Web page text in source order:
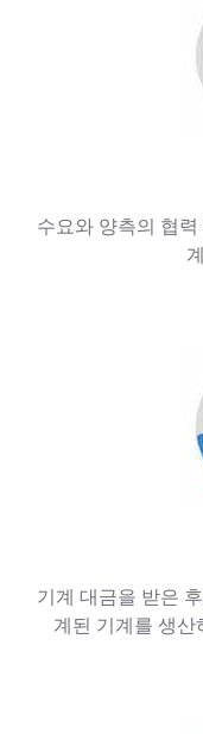
수요와 양측의 협
기계 대금을 받은
계된 기계를 생